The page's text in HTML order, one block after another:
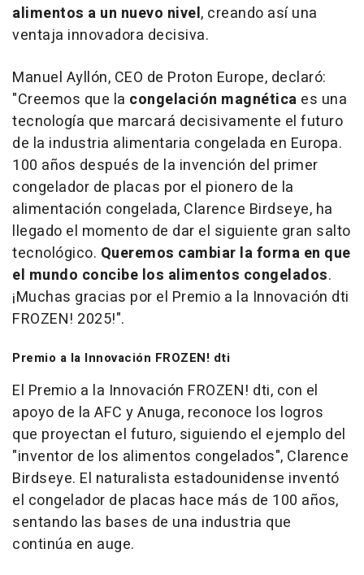
alimentos a un nuevo nivel, creando así una
ventaja innovadora decisiva.
Manuel Ayllón, CEO de Proton Europe, declaró:
"Creemos que la congelación magnética es una
tecnología que marcará decisivamente el futuro
de la industria alimentaria congelada en Europa.
100 años después de la invención del primer
congelador de placas por el pionero de la
alimentación congelada, Clarence Birdseye, ha
llegado el momento de dar el siguiente gran salto
tecnológico. Queremos cambiar la forma en que
el mundo concibe los alimentos congelados.
¡Muchas gracias por el Premio a la Innovación dti
FROZEN! 2025!".
Premio a la Innovación FROZEN! dti
El Premio a la Innovación FROZEN! dti, con el
apoyo de la AFC y Anuga, reconoce los logros
que proyectan el futuro, siguiendo el ejemplo del
"inventor de los alimentos congelados", Clarence
Birdseye. El naturalista estadounidense inventó
el congelador de placas hace más de 100 años,
sentando las bases de una industria que
continúa en auge.